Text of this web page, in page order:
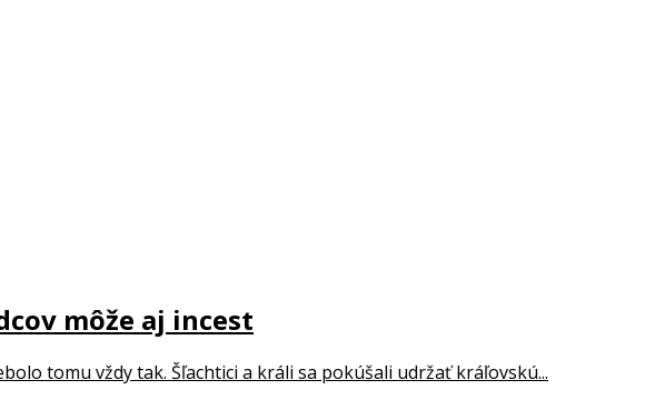
môže aj incest
tomu vždy tak. Šľachtici a králi sa pokúšali udržať kráľovskú...